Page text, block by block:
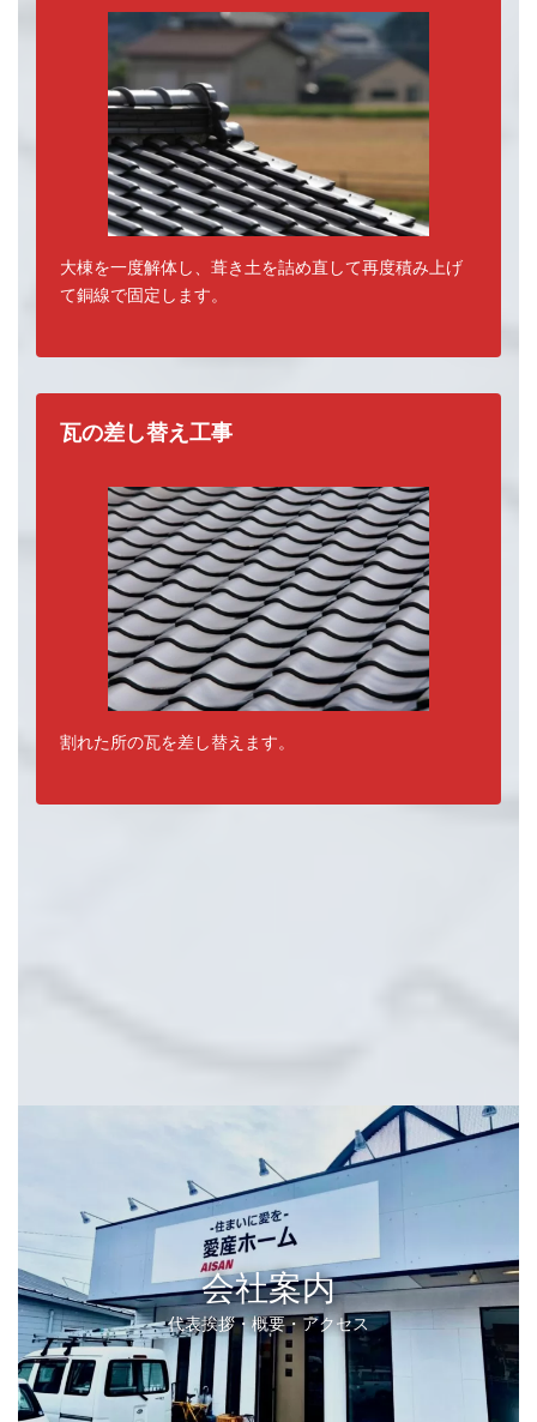
大棟を一度解体し、葺き土を詰め直して再度積み上げ
て銅線で固定します。
瓦の差し替え工事
割れた所の瓦を差し替えます。
会社案内
代表挨拶・概要・アクセス